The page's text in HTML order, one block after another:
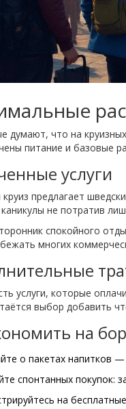
думают, что на
питание и базовые
услуги
предлагает
не потратив
спокойного
многих
услуги, которые
выбор добавить
на
о пакетах напитков
спонтанных покупок:
на